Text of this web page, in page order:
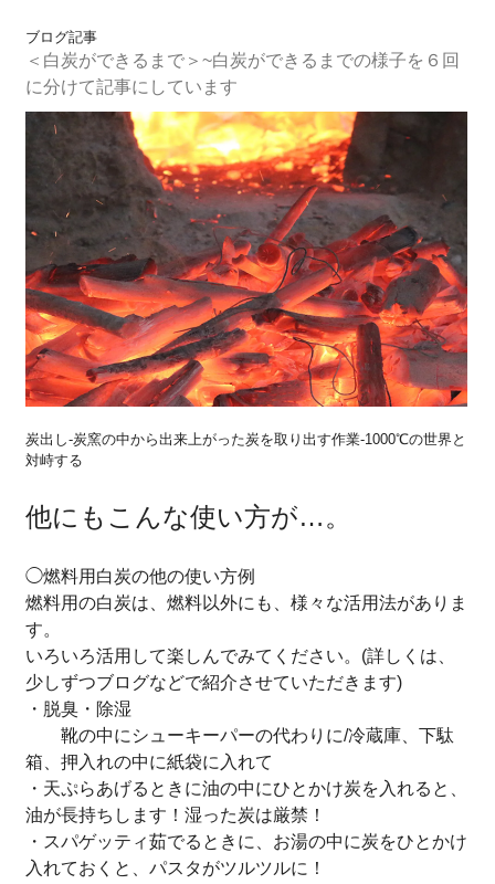
ブログ記事
＜白炭ができるまで＞~白炭ができるまでの様子を６回
に分けて記事にしています
炭出し-炭窯の中から出来上がった炭を取り出す作業-1000℃の世界と
対峙する
他にもこんな使い方が…。
◯燃料用白炭の他の使い方例
燃料用の白炭は、燃料以外にも、様々な活用法がありま
す。
いろいろ活用して楽しんでみてください。(詳しくは、
少しずつブログなどで紹介させていただきます)
・脱臭・除湿
靴の中にシューキーパーの代わりに/冷蔵庫、下駄
箱、押入れの中に紙袋に入れて
・天ぷらあげるときに油の中にひとかけ炭を入れると、
油が長持ちします！湿った炭は厳禁！
・スパゲッティ茹でるときに、お湯の中に炭をひとかけ
入れておくと、パスタがツルツルに！